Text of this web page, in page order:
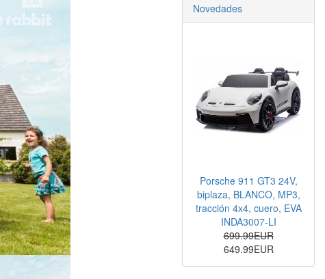
Novedades
Porsche 911 GT3 24V,
biplaza, BLANCO, MP3,
tracción 4x4, cuero, EVA
INDA3007-LI
699.99EUR
649.99EUR